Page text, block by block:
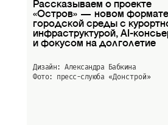
Рассказываем о проекте
«Остров» — новом формате
городской среды с
инфраструктурой, AI-
и фокусом на долголетие
Дизайн: Александра Бабкина
Фото: пресс-слуюба «Донстрой»